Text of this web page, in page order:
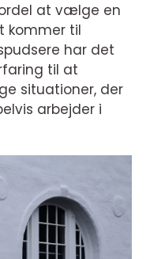
at vælge en
kommer til
har det
til at
situationer, der
arbejder i